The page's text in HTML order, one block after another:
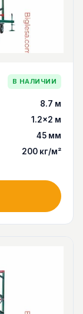
В НАЛИЧИИ
8.7 м
1.2×2 м
45 мм
200 кг/м²